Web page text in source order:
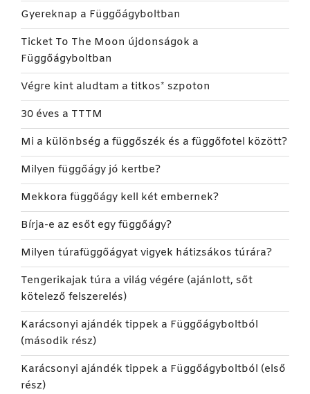
Gyereknap a Függőágyboltban
Ticket To The Moon újdonságok a
Függőágyboltban
Végre kint aludtam a titkos* szpoton
30 éves a TTTM
Mi a különbség a függőszék és a függőfotel között?
Milyen függőágy jó kertbe?
Mekkora függőágy kell két embernek?
Bírja-e az esőt egy függőágy?
Milyen túrafüggőágyat vigyek hátizsákos túrára?
Tengerikajak túra a világ végére (ajánlott, sőt
kötelező felszerelés)
Karácsonyi ajándék tippek a Függőágyboltból
(második rész)
Karácsonyi ajándék tippek a Függőágyboltból (első
rész)